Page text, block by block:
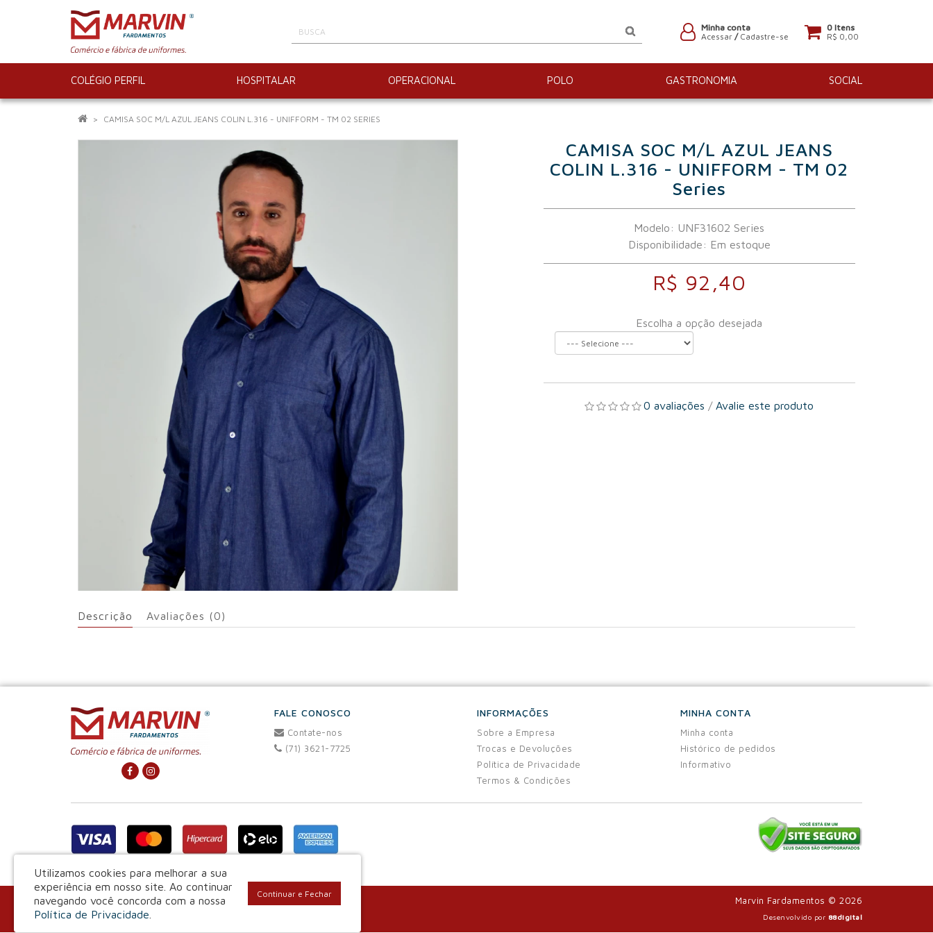
Minha conta
Acessar/ Cadastre-se
0 Itens
R$ 0,00
COLÉGIO PERFIL HOSPITALAR OPERACIONAL POLO GASTRONOMIA SOCIAL
CAMISA SOC M/L AZUL JEANS COLIN L.316 - UNIFFORM - TM 02 SERIES
CAMISA SOC M/L AZUL JEANS
COLIN L.316 - UNIFFORM - TM 02
Series
Modelo: UNF31602 Series
Disponibilidade: Em estoque
R$ 92,40
Escolha a opção desejada
0 avaliações /Avalie este produto
Descrição Avaliações (0)
FALE CONOSCO
Contate-nos
(71) 3621-7725
INFORMAÇÕES
Sobre a Empresa
Trocas e Devoluções
Política de Privacidade
Termos & Condições
MINHA CONTA
Minha conta
Histórico de pedidos
Informativo
Marvin Indústria e Comércio de Confecções Ltda - CNPJ: 03.829.243/0001-25
Av. Eixo Urbano Central 185 - Centro - Camaçari / BA - CEP: 42800-057
Marvin Fardamentos © 2026
Desenvolvido por 88digital
Utilizamos cookies para melhorar a sua
experiência em nosso site. Ao continuar
navegando você concorda com a nossa
Política de Privacidade
Continuar e Fechar